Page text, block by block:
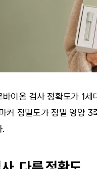
바이옴 검사 정확도가 1
커 정밀도가 정밀 영양
.